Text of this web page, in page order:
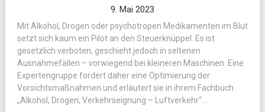
9. Mai 2023
Mit Alkohol, Drogen oder psychotropen Medikamenten im Blut
setzt sich kaum ein Pilot an den Steuerknüppel. Es ist
gesetzlich verboten, geschieht jedoch in seltenen
Ausnahmefällen – vorwiegend bei kleineren Maschinen. Eine
Expertengruppe fordert daher eine Optimierung der
Vorsichtsmaßnahmen und erläutert sie in ihrem Fachbuch
„Alkohol, Drogen, Verkehrseignung – Luftverkehr“....